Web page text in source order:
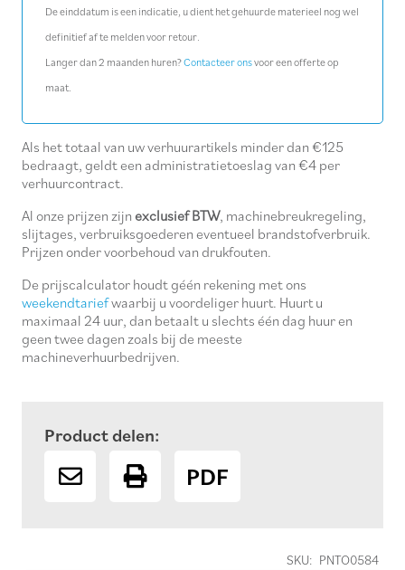
SKU: PNTO0584
(1")
aantal
De einddatum is een indicatie, u dient het gehuurde materieel nog wel
definitief af te melden voor retour.
Langer dan 2 maanden huren?Contacteer onsvoor een offerte op
maat.
Als het totaal van uw verhuurartikels minder dan €125
bedraagt, geldt een administratietoeslag van €4 per
verhuurcontract.
Al onze prijzen zijn exclusief BTW, machinebreukregeling,
slijtages, verbruiksgoederen eventueel brandstofverbruik.
Prijzen onder voorbehoud van drukfouten.
De prijscalculator houdt géén rekening met ons
weekendtariefwaarbij u voordeliger huurt. Huurt u
maximaal 24 uur, dan betaalt u slechts één dag huur en
geen twee dagen zoals bij de meeste
machineverhuurbedrijven.
Product delen:
PDF